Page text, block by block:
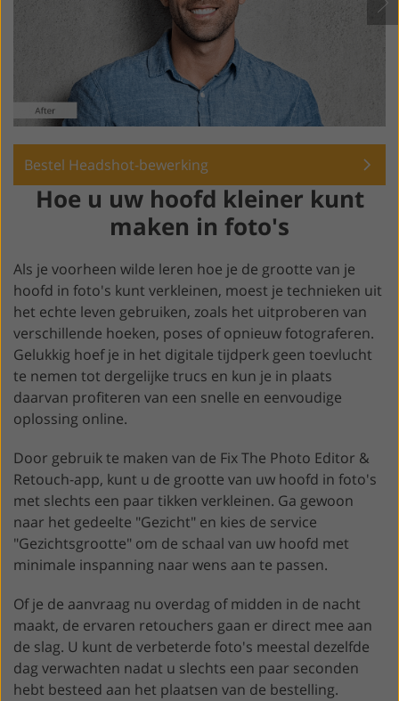
Bestel Headshot-bewerking
Hoe u uw hoofd kleiner kunt
maken in foto's
Als je voorheen wilde leren hoe je de grootte van je
hoofd in foto's kunt verkleinen, moest je technieken uit
het echte leven gebruiken, zoals het uitproberen van
verschillende hoeken, poses of opnieuw fotograferen.
Gelukkig hoef je in het digitale tijdperk geen toevlucht
te nemen tot dergelijke trucs en kun je in plaats
daarvan profiteren van een snelle en eenvoudige
oplossing online.
Door gebruik te maken van de Fix The Photo Editor &
Retouch-app, kunt u de grootte van uw hoofd in foto's
met slechts een paar tikken verkleinen. Ga gewoon
naar het gedeelte "Gezicht" en kies de service
"Gezichtsgrootte" om de schaal van uw hoofd met
minimale inspanning naar wens aan te passen.
Of je de aanvraag nu overdag of midden in de nacht
maakt, de ervaren retouchers gaan er direct mee aan
de slag. U kunt de verbeterde foto's meestal dezelfde
dag verwachten nadat u slechts een paar seconden
hebt besteed aan het plaatsen van de bestelling.